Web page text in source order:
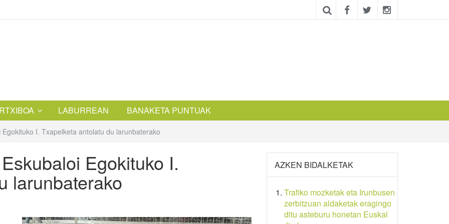
LABURREAN BANAKETA PUNTUAK
I. Txapelketa antolatu du larunbaterako
Egokituko I.
larunbaterako
AZKEN BIDALKETAK
Trafiko mozketak eta Irunbusen
zerbitzuan aldaketak eragingo
ditu asteburu honetan Euskal